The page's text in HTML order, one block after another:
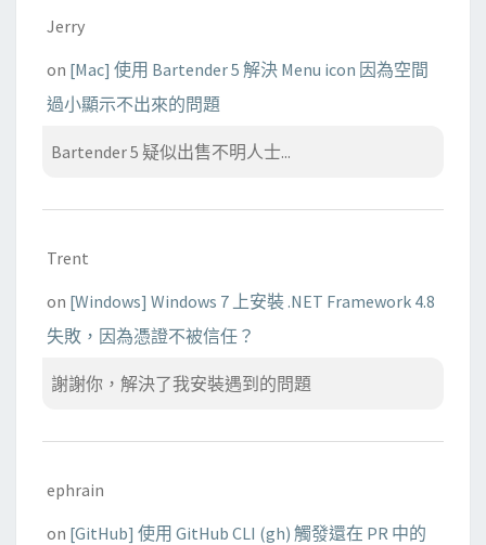
Jerry
on [Mac] 使用 Bartender 5 解決 Menu icon 因為空間
過小顯示不出來的問題
Bartender 5 疑似出售不明人士...
Trent
on [Windows] Windows 7 上安裝 .NET Framework 4.8
失敗，因為憑證不被信任？
謝謝你，解決了我安裝遇到的問題
ephrain
on [GitHub] 使用 GitHub CLI (gh) 觸發還在 PR 中的